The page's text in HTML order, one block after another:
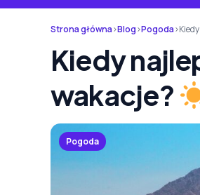
Strona główna›Blog›Pogoda›
Kiedy
wakacje?
Pogoda